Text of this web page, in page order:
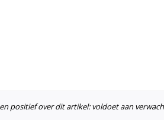
positief over dit artikel: voldoet aan